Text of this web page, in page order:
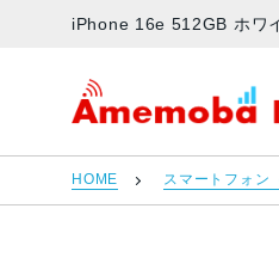
iPhone 16e 512GB ホワ
アメモバマーケット
HOME スマートフォン